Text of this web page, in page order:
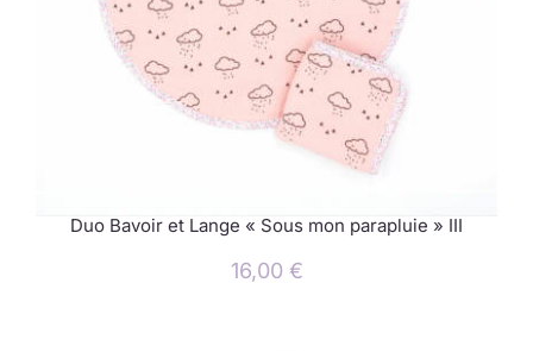
Duo Bavoir et Lange « Sous mon parapluie » III
16,00 €